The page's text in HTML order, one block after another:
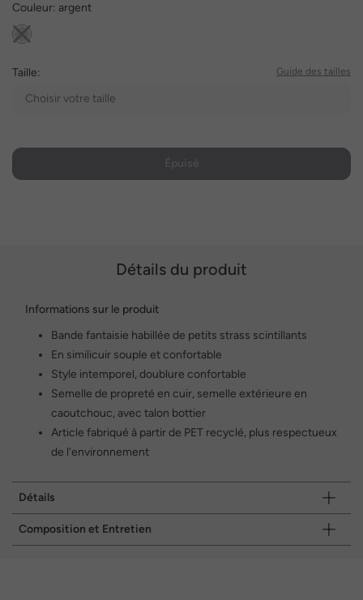
Couleur: argent
Taille: Guide des tailles
Choisir votre taille
Détails du produit
Informations sur le produit
Bande fantaisie habillée de petits strass scintillants
En similicuir souple et confortable
Style intemporel, doublure confortable
Semelle de propreté en cuir, semelle extérieure en
caoutchouc, avec talon bottier
Article fabriqué à partir de PET recyclé, plus respectueux
de l'environnement
Détails
Composition et Entretien